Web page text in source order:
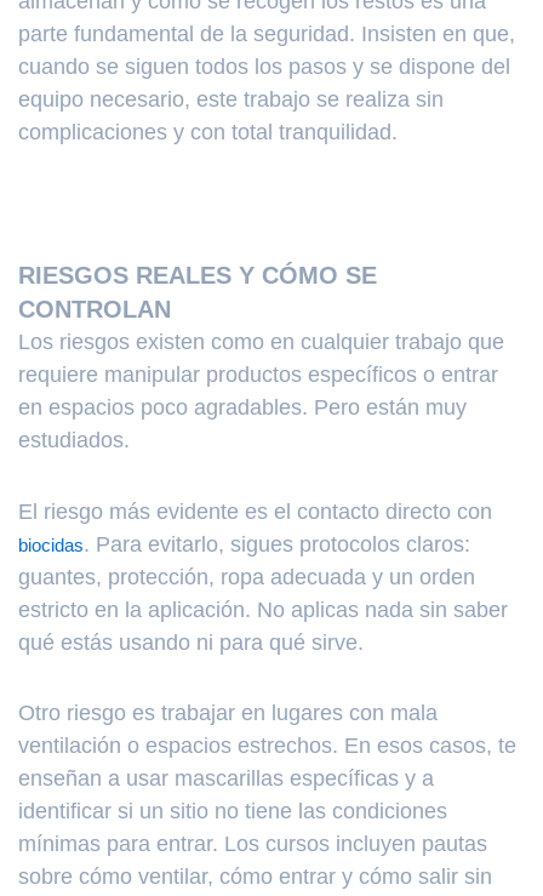
parte fundamental de la seguridad. Insisten en que,
cuando se siguen todos los pasos y se dispone del
equipo necesario, este trabajo se realiza sin
complicaciones y con total tranquilidad.
RIESGOS REALES Y CÓMO SE
CONTROLAN
Los riesgos existen como en cualquier trabajo que
requiere manipular productos específicos o entrar
en espacios poco agradables. Pero están muy
estudiados.
El riesgo más evidente es el contacto directo con
biocidas. Para evitarlo, sigues protocolos claros:
guantes, protección, ropa adecuada y un orden
estricto en la aplicación. No aplicas nada sin saber
qué estás usando ni para qué sirve.
Otro riesgo es trabajar en lugares con mala
ventilación o espacios estrechos. En esos casos, te
enseñan a usar mascarillas específicas y a
identificar si un sitio no tiene las condiciones
mínimas para entrar. Los cursos incluyen pautas
sobre cómo ventilar, cómo entrar y cómo salir sin